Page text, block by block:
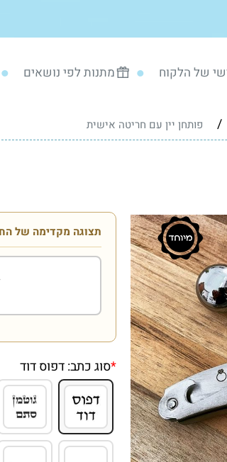
של הלקוח מתנות לפי נושאים
/ פותחן יין עם חריטה אישית
תצוגה מקדימה של
*סוג כתב:דפוס דוד